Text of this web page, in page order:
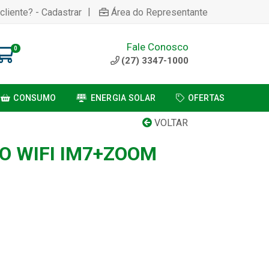
- Cadastrar | Área do Representante
0 Fale Conosco
(27) 3347-1000
CONSUMO ENERGIA SOLAR OFERTAS
VOLTAR
WIFI IM7+ZOOM